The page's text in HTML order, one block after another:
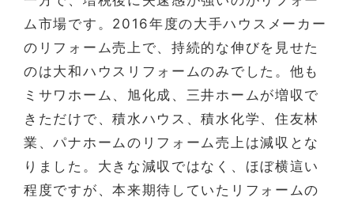
ム市場です。2016年度の大手ハウスメーカー
のリフォーム売上で、持続的な伸びを見せた
のは大和ハウスリフォームのみでした。他も
ミサワホーム、旭化成、三井ホームが増収で
きただけで、積水ハウス、積水化学、住友林
業、パナホームのリフォーム売上は減収とな
りました。大きな減収ではなく、ほぼ横這い
程度ですが、本来期待していたリフォームの